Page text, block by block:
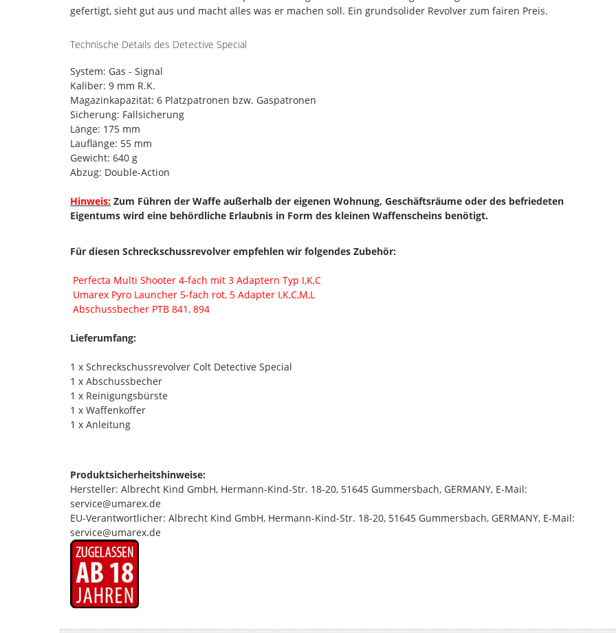
gefertigt, sieht gut aus und macht alles was er machen soll. Ein grundsolider Revolver zum fairen Preis.
Technische Details des Detective Special
System: Gas - Signal
Kaliber: 9 mm R.K.
Magazinkapazität: 6 Platzpatronen bzw. Gaspatronen
Sicherung: Fallsicherung
Länge: 175 mm
Lauflänge: 55 mm
Gewicht: 640 g
Abzug: Double-Action
Hinweis: Zum Führen der Waffe außerhalb der eigenen Wohnung, Geschäftsräume oder des befriedeten
Eigentums wird eine behördliche Erlaubnis in Form des kleinen Waffenscheins benötigt.
Für diesen Schreckschussrevolver empfehlen wir folgendes Zubehör:
Perfecta Multi Shooter 4-fach mit 3 Adaptern Typ I,K,C
Umarex Pyro Launcher 5-fach rot, 5 Adapter I,K,C,M,L
Abschussbecher PTB 841, 894
Lieferumfang:
1 x Schreckschussrevolver Colt Detective Special
1 x Abschussbecher
1 x Reinigungsbürste
1 x Waffenkoffer
1 x Anleitung
Produktsicherheitshinweise:
Hersteller: Albrecht Kind GmbH, Hermann-Kind-Str. 18-20, 51645 Gummersbach, GERMANY, E-Mail:
service@umarex.de
EU-Verantwortlicher: Albrecht Kind GmbH, Hermann-Kind-Str. 18-20, 51645 Gummersbach, GERMANY, E-Mail:
service@umarex.de